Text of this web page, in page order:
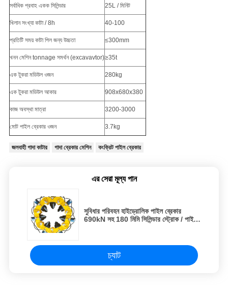
সর্বাধিক প্রবাহ একক সিলিন্ডার 25L / মিনিট
খিলান সংখ্যা কাটা / 8h 40-100
প্রতিটি সময় কাটা পিল জন্য উচ্চতা ≤300mm
খনন মেশিন tonnage সমর্থন (excavavtor)≥35t
এক টুকরা মডিউল ওজন 280kg
এক টুকরা মডিউল আকার 908x680x380
কাজ অবস্থা মাত্রা 3200-3000
মোট পাইল ব্রেকার ওজন 3.7kg
জলবাহী গাদা কাটার গাদা ব্রেকার মেশিন কংক্রিট পাইল ব্রেকার
এর সেরা মূল্য পান
সুবিধার পরিবহন হাইড্রোলিক পাইল ব্রেকার
690kN সহ 180 মিমি সিলিন্ডার স্ট্রোক / পাইল
চ্যাট